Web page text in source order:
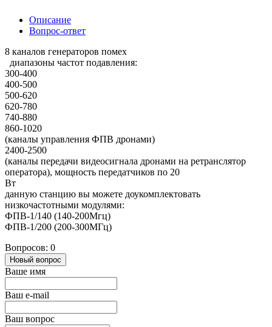
Описание
Вопрос-ответ
8 каналов генераторов помех
диапазоны частот подавления:
300-400
400-500
500-620
620-780
740-880
860-1020
(каналы управления ФПВ дронами)
2400-2500
(каналы передачи видеосигнала дронами на ретранслятор
оператора), мощность передатчиков по 20
Вт
данную станцию вы можете доукомплектовать
низкочастотными модулями:
ФПВ-1/140 (140-200Мгц)
ФПВ-1/200 (200-300МГц)
Вопросов: 0
Новый вопрос
Ваше имя
Ваш e-mail
Ваш вопрос